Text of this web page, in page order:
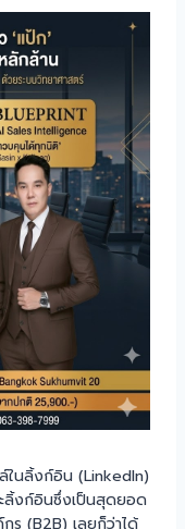
ในลิ้งก์อิน (LinkedIn)
ลิ้งก์อินซึ่งเป็นสุดยอด
ร (B2B) เลยก็ว่าได้